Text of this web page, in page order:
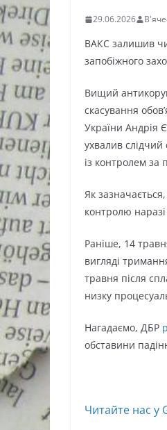
29.06.2026
ВАКС залишив
запобіжного
Вищий
скасування
України Андрія
ухвалив слідчий
із контролем за
Як
контролю
Раніше, 14
вигляді
травня після
низку
Нагадаємо, ДБР
обставини
Читайте нас у